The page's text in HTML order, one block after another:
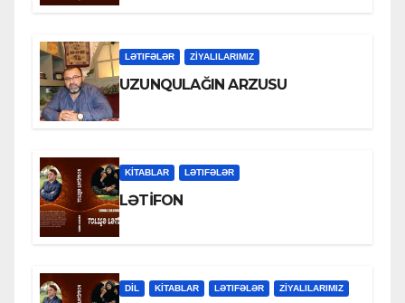
LƏTIFƏLƏR ZİYALILARIMIZ
UZUNQULAĞIN ARZUSU
KİTABLAR LƏTIFƏLƏR
LƏTİFON
DİL KİTABLAR LƏTIFƏLƏR ZİYALILARIMIZ